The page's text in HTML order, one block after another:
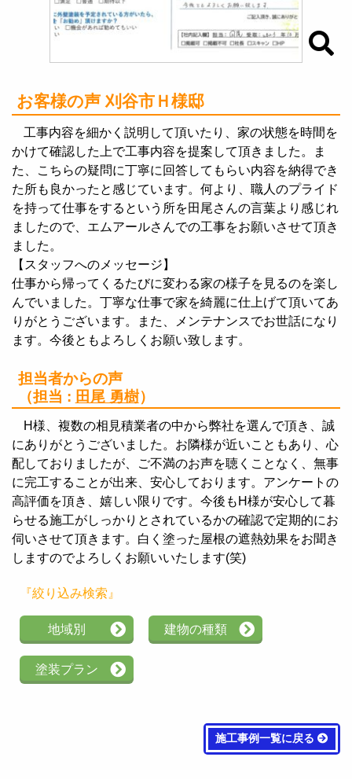
お客様の声 刈谷市Ｈ様邸
工事内容を細かく説明して頂いたり、家の状態を時間を
かけて確認した上で工事内容を提案して頂きました。ま
た、こちらの疑問に丁寧に回答してもらい内容を納得でき
た所も良かったと感じています。何より、職人のプライド
を持って仕事をするという所を田尾さんの言葉より感じれ
ましたので、エムアールさんでの工事をお願いさせて頂き
ました。
【スタッフへのメッセージ】
仕事から帰ってくるたびに変わる家の様子を見るのを楽し
んでいました。丁寧な仕事で家を綺麗に仕上げて頂いてあ
りがとうございます。また、メンテナンスでお世話になり
ます。今後ともよろしくお願い致します。
担当者からの声
（担当 : 田尾 勇樹）
H様、複数の相見積業者の中から弊社を選んで頂き、誠
にありがとうございました。お隣様が近いこともあり、心
配しておりましたが、ご不満のお声を聴くことなく、無事
に完工することが出来、安心しております。アンケートの
高評価を頂き、嬉しい限りです。今後もH様が安心して暮
らせる施工がしっかりとされているかの確認で定期的にお
伺いさせて頂きます。白く塗った屋根の遮熱効果をお聞き
しますのでよろしくお願いいたします(笑)
『絞り込み検索』
地域別 建物の種類
塗装プラン
施工事例一覧に戻る